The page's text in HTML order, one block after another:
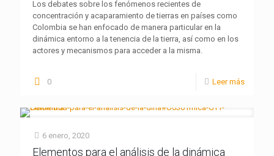
Los debates sobre los fenómenos recientes de
concentración y acaparamiento de tierras en países como
Colombia se han enfocado de manera particular en la
dinámica entorno a la tenencia de la tierra, así como en los
actores y mecanismos para acceder a la misma.
0 Leer más
6 enero, 2020
Elementos para el análisis de la dinámica